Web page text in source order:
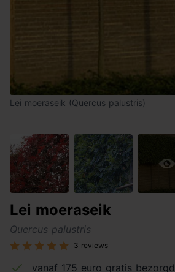
Lei moeraseik (Quercus palustris)
Lei moeraseik
Quercus palustris
3 reviews
vanaf 175 euro gratis bezorgd